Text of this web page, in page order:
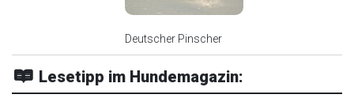
Deutscher Pinscher
Lesetipp im Hundemagazin: